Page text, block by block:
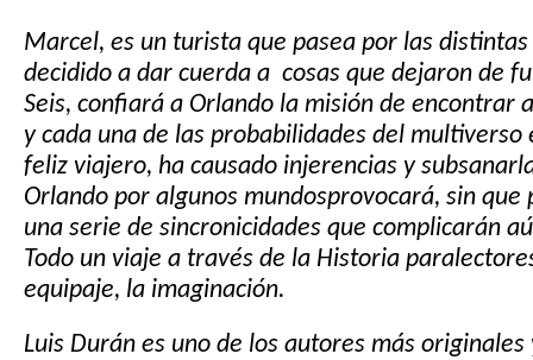
Marcel, es un turista que pasea por las
decidido a dar cuerda a cosas que dejaron de
Seis, confiará a Orlando la misión de encontrar a
y cada una de las probabilidades del multiverso
feliz viajero, ha causado injerencias y
Orlando por algunos mundosprovocará, sin que
una serie de sincronicidades que complicarán
Todo un viaje a través de la Historia
equipaje, la imaginación.
Luis Durán es uno de los autores más originales